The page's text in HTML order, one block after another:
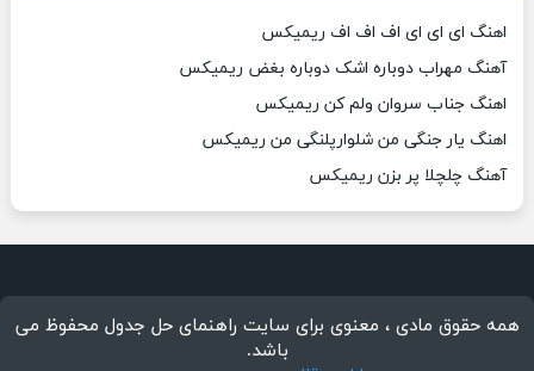
اهنگ ای ای ای اف اف اف ریمیکس
آهنگ مهراب دوباره اشک دوباره بغض ریمیکس
اهنگ جناب سروان ولم کن ریمیکس
اهنگ یار جنگی من شلوارپلنگی من ریمیکس
آهنگ چلچلا پر بزن ریمیکس
همه حقوق مادی ، معنوی برای سایت راهنمای حل جدول محفوظ می
باشد.